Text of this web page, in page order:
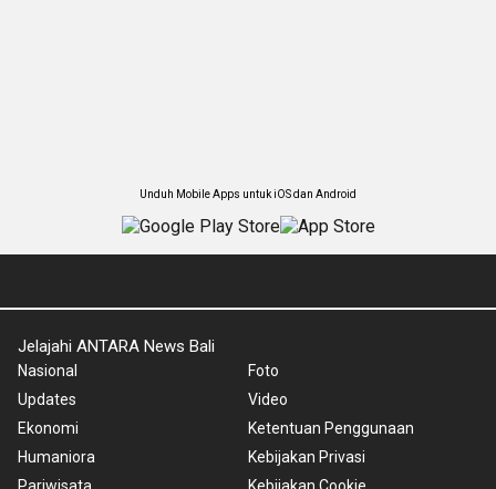
Unduh Mobile Apps untuk iOS dan Android
Jelajahi ANTARA News Bali
Nasional
Updates
Ekonomi
Humaniora
Foto
Video
Ketentuan Penggunaan
Kebijakan Privasi